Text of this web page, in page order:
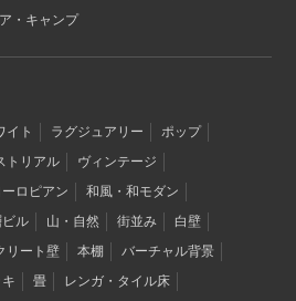
・キャンプ
イト ラグジュアリー
ポップ
トリアル
ヴィンテージ
ーロピアン
和風・和モダン
ル 山・自然 街並み
白壁
リート壁 本棚
バーチャル背景
畳
レンガ・タイル床